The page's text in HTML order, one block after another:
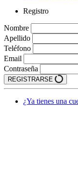
Registro
Nombre
Apellido
Teléfono
Email
Contraseña
REGISTRARSE
¿Ya tienes una